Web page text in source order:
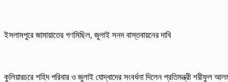
ইসলামপুরে জামায়াতের গণমিছিল, জুলাই সনদ বাস্তবায়নের দাবি
কুলিয়ারচরে শহিদ পরিবার ও জুলাই যোদ্ধাদের সংবর্ধনা দিলেন প্রতিমন্ত্রী শরীফুল